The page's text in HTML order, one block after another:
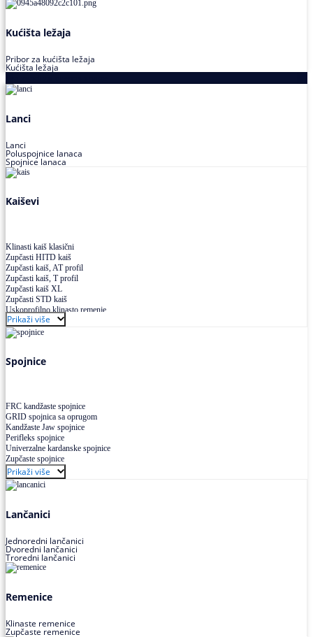
Kućišta ležaja
Pribor za kućišta ležaja
Kućišta ležaja
Lanci
Lanci
Poluspojnice lanaca
Spojnice lanaca
Kaiševi
Klinasti kaiš klasični
Zupčasti HITD kaiš
Zupčasti kaiš, AT profil
Zupčasti kaiš, T profil
Zupčasti kaiš XL
Zupčasti STD kaiš
Uskoprofilno klinasto remenje
Uskoprofilno klinasto remenje spojeno
Uskoprofilno klinasto remenje XP extra power
Višekanalno remenje PJ,PK
Prikaži više
Spojnice
FRC kandžaste spojnice
GRID spojnica sa oprugom
Kandžaste Jaw spojnice
Perifleks spojnice
Univerzalne kardanske spojnice
Zupčaste spojnice
Prikaži više
Lančanici
Jednoredni lančanici
Dvoredni lančanici
Troredni lančanici
Remenice
Klinaste remenice
Zupčaste remenice